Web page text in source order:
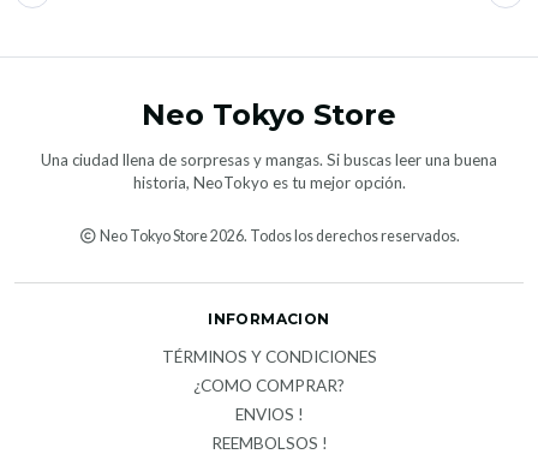
Neo Tokyo Store
Una ciudad llena de sorpresas y mangas. Si buscas leer una buena
historia, NeoTokyo es tu mejor opción.
Neo Tokyo Store 2026. Todos los derechos reservados.
INFORMACION
TÉRMINOS Y CONDICIONES
¿COMO COMPRAR?
ENVIOS !
REEMBOLSOS !